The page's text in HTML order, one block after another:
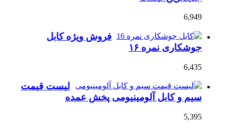
6,949
فروش ویژه کابل
جوشکاری نمره ۱۶
6,435
لیست قیمت
سیم و کابل آلومینیومی پخش عمده
5,395